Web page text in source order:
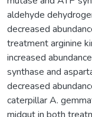
aldehyde
decreased
treatment arginine
increased
synthase and
decreased
caterpillar A.